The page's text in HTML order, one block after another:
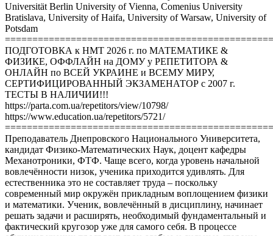
Universität Berlin University of Vienna, Comenius University
Bratislava, University of Haifa, University of Warsaw, University of
Potsdam
ПОДГОТОВКА к НМТ 2026 г. по МАТЕМАТИКЕ &
ФИЗИКЕ, ОФФЛАЙН на ДОМУ у РЕПЕТИТОРА &
ОНЛАЙН по ВСЕЙ УКРАИНЕ и ВСЕМУ МИРУ,
СЕРТИФИЦИРОВАННЫЙ ЭКЗАМЕНАТОР с 2007 г.
ТЕСТЫ В НАЛИЧИИ!!!
https://parta.com.ua/repetitors/view/10798/
https://www.education.ua/repetitors/5721/
Преподаватель Днепровского Национального Университета,
кандидат Физико-Математических Наук, доцент кафедры
Механотроники, ФТФ. Чаще всего, когда уровень начальной
вовлечённости низок, ученика приходится удивлять. Для
естественника это не составляет труда – поскольку
современный мир окружён прикладным воплощением физики
и математики. Ученик, вовлечённый в дисциплину, начинает
решать задачи и расширять, необходимый фундаментальный и
фактический кругозор уже для самого себя. В процессе